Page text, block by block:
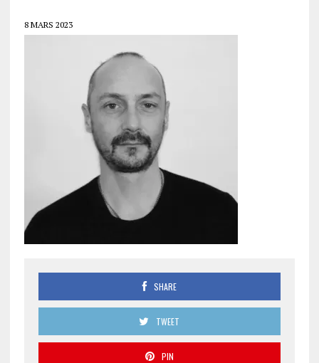
8 MARS 2023
SHARE
TWEET
PIN